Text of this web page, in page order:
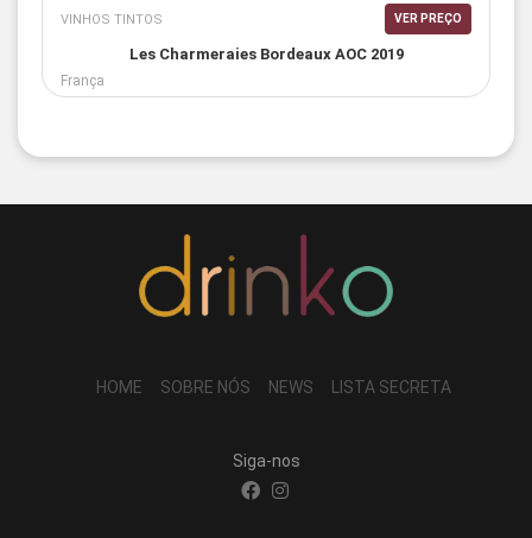
VINHOS TINTOS VER PREÇO
Les Charmeraies Bordeaux AOC 2019
França
HOME SOBRE NÓS NEWS LISTA SECRETA
Siga-nos